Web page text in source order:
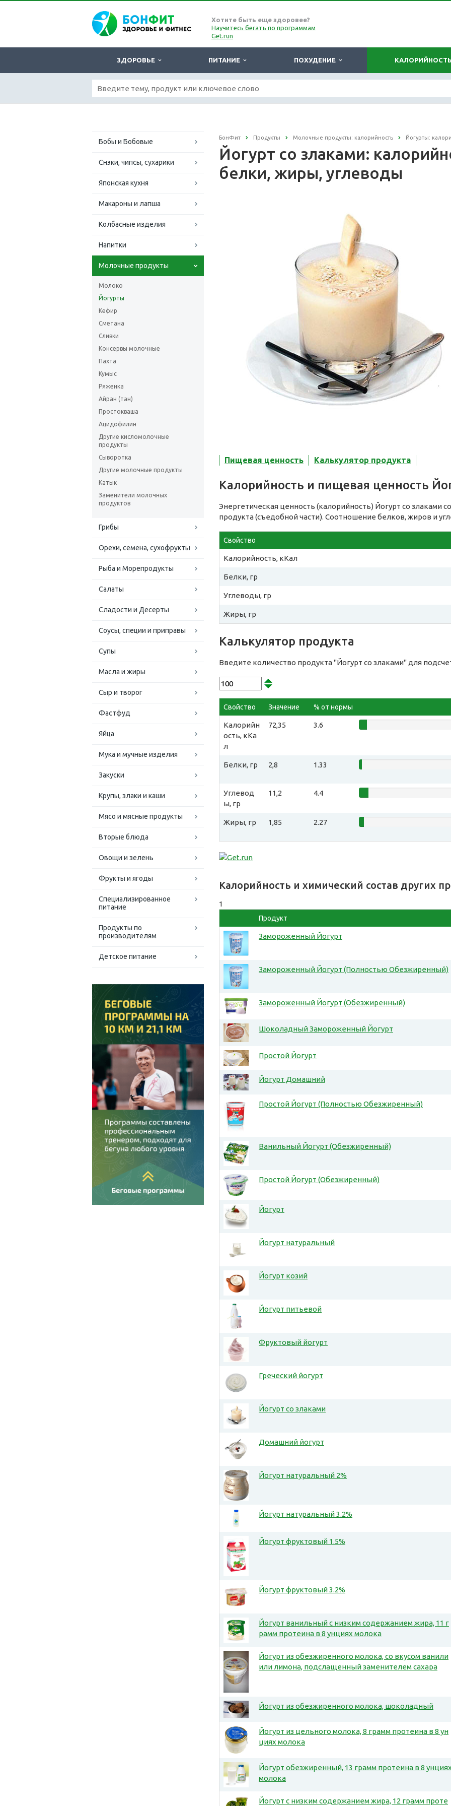
Хотите быть еще здоровее?
Научитесь бегать по программам
Get.run
ЗДОРОВЬЕ ПИТАНИЕ ПОХУДЕНИЕ КАЛОРИЙНОСТЬ
Бобы и Бобовые
Снэки, чипсы, сухарики
Японская кухня
Макароны и лапша
Колбасные изделия
Напитки
Молочные продукты
Молоко
Йогурты
Кефир
Сметана
Сливки
Консервы молочные
Пахта
Кумыс
Ряженка
Айран (тан)
Простокваша
Ацидофилин
Другие кисломолочные
продукты
Сыворотка
Другие молочные продукты
Катык
Заменители молочных
продуктов
Грибы
Орехи, семена, сухофрукты
Рыба и Морепродукты
Салаты
Сладости и Десерты
Соусы, специи и приправы
Супы
Масла и жиры
Сыр и творог
Фастфуд
Яйца
Мука и мучные изделия
Закуски
Крупы, злаки и каши
Мясо и мясные продукты
Вторые блюда
Овощи и зелень
Фрукты и ягоды
Специализированное
питание
Продукты по
производителям
Детское питание
БонФит Продукты Молочные продукты: калорийность Йогурты:
Йогурт со злаками:
белки, жиры, углеводы
Пищевая ценность Калькулятор продукта
Калорийность и пищевая ценность
Энергетическая ценность (калорийность) Йогурт со злаками
продукта (съедобной части). Соотношение белков, жиров и
Свойство
Калорийность, кКал
Белки, гр
Углеводы, гр
Жиры, гр
Калькулятор продукта
Введите количество продукта "Йогурт со злаками" для
Свойство Значение % от нормы
Калорийн
ость, кКа
л
72,35 3.6
Белки, гр 2,8 1.33
Углевод
ы, гр
11,2 4.4
Жиры, гр 1,85 2.27
Калорийность и химический состав других
1
Продукт
Замороженный Йогурт
Замороженный Йогурт (Полностью Обезжиренный)
Замороженный Йогурт (Обезжиренный)
Шоколадный Замороженный Йогурт
Простой Йогурт
Йогурт Домашний
Простой Йогурт (Полностью Обезжиренный)
Ванильный Йогурт (Обезжиренный)
Простой Йогурт (Обезжиренный)
Йогурт
Йогурт натуральный
Йогурт козий
Йогурт питьевой
Фруктовый йогурт
Греческий йогурт
Йогурт со злаками
Домашний йогурт
Йогурт натуральный 2%
Йогурт натуральный 3.2%
Йогурт фруктовый 1.5%
Йогурт фруктовый 3.2%
Йогурт ванильный с низким содержанием жира, 11 г
рамм протеина в 8 унциях молока
Йогурт из обезжиренного молока, со вкусом ванили
или лимона, подслащенный заменителем сахара
Йогурт из обезжиренного молока, шоколадный
Йогурт из цельного молока, 8 грамм протеина в 8 ун
циях молока
Йогурт обезжиренный, 13 грамм протеина в 8 унциях
молока
Йогурт с низким содержанием жира, 12 грамм проте